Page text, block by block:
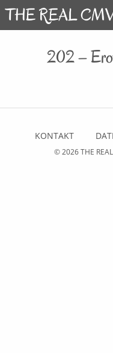
202 –
KONTAKT
© 2026THE